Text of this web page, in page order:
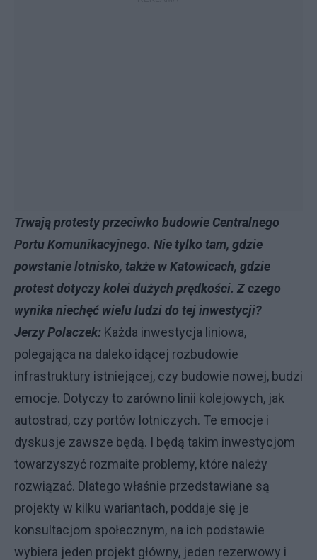
Trwają protesty przeciwko budowie Centralnego
Portu Komunikacyjnego. Nie tylko tam, gdzie
powstanie lotnisko, także w Katowicach, gdzie
protest dotyczy kolei dużych prędkości. Z czego
wynika niechęć wielu ludzi do tej inwestycji?
Jerzy Polaczek: Każda inwestycja liniowa,
polegająca na daleko idącej rozbudowie
infrastruktury istniejącej, czy budowie nowej, budzi
emocje. Dotyczy to zarówno linii kolejowych, jak
autostrad, czy portów lotniczych. Te emocje i
dyskusje zawsze będą. I będą takim inwestycjom
towarzyszyć rozmaite problemy, które należy
rozwiązać. Dlatego właśnie przedstawiane są
projekty w kilku wariantach, poddaje się je
konsultacjom społecznym, na ich podstawie
wybiera jeden projekt główny, jeden rezerwowy i